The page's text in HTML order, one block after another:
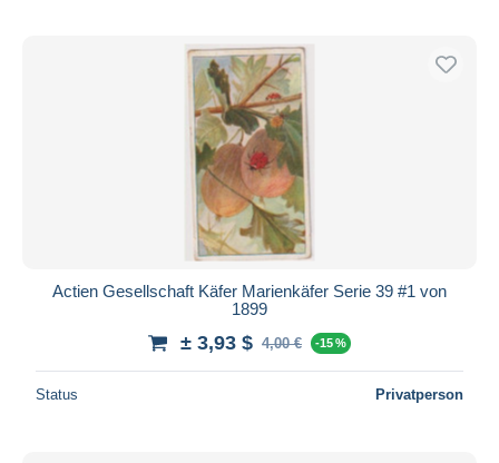
Actien Gesellschaft Käfer Marienkäfer Serie 39 #1 von
1899
± 3,93 $ 4,00 € -15 %
Status Privatperson